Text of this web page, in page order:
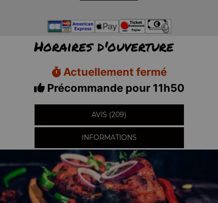
Horaires d'ouverture
Actuellement fermé
Précommande pour 11h50
AVIS (209)
INFORMATIONS